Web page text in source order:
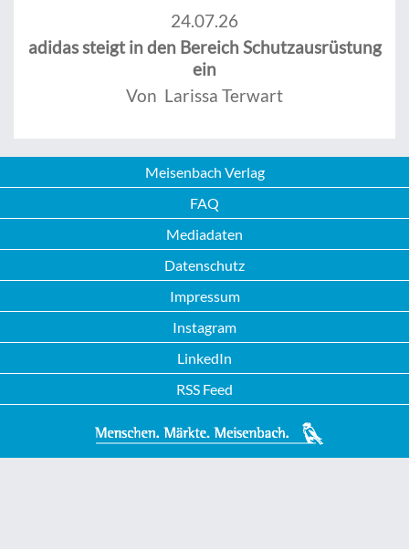
24.07.26
adidas steigt in den Bereich Schutzausrüstung
ein
Von Larissa Terwart
Meisenbach Verlag
FAQ
Mediadaten
Datenschutz
Impressum
Instagram
LinkedIn
RSS Feed